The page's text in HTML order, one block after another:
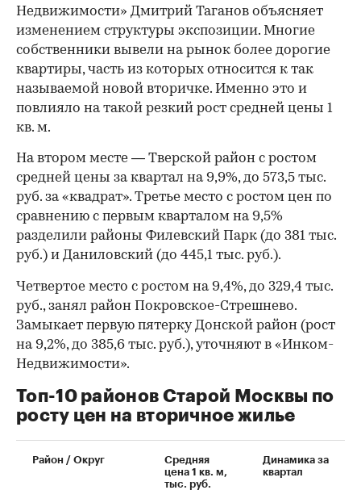
Недвижимости» Дмитрий Таганов объясняет
изменением структуры экспозиции. Многие
собственники вывели на рынок более дорогие
квартиры, часть из которых относится к так
называемой новой вторичке. Именно это и
повлияло на такой резкий рост средней цены 1
кв. м.
На втором месте — Тверской район с ростом
средней цены за квартал на 9,9%, до 573,5 тыс.
руб. за «квадрат». Третье место с ростом цен по
сравнению с первым кварталом на 9,5%
разделили районы Филевский Парк (до 381 тыс.
руб.) и Даниловский (до 445,1 тыс. руб.).
Четвертое место с ростом на 9,4%, до 329,4 тыс.
руб., занял район Покровское-Стрешнево.
Замыкает первую пятерку Донской район (рост
на 9,2%, до 385,6 тыс. руб.), уточняют в «Инком-
Недвижимости».
Топ-10 районов Старой Москвы по
росту цен на вторичное жилье
Район / Округ
Средняя
цена 1 кв. м,
тыс. руб.
Динамика за
квартал